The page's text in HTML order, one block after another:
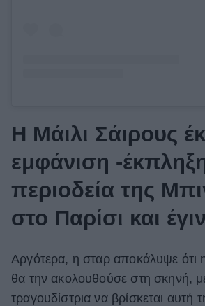
H Μάιλι Σάιρους
εμφάνιση -
περιοδεία της
στο Παρίσι και
Αργότερα, η σταρ αποκάλυψε ότι
θα την ακολουθούσε στη σκηνή,
τραγουδίστρια να βρίσκεται αυτή